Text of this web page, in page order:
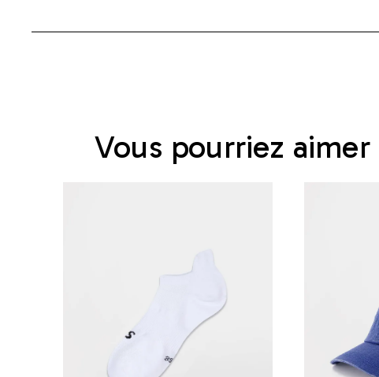
Vous pourriez aimer